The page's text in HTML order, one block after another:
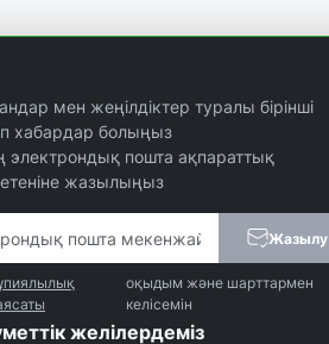
желілердеміз
мен жеңілдіктер туралы бірінші
хабардар болыңыз
электрондық пошта ақпараттық
жазылыңыз
Жазылу
оқыдым және шарттармен
келісемін